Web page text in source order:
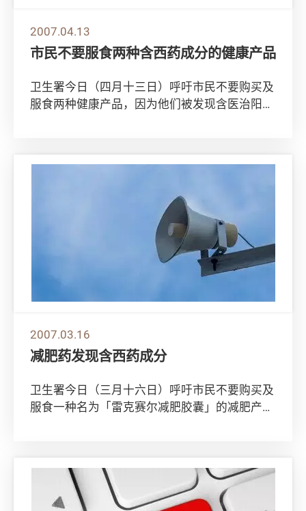
2007.04.13
市民不要服食两种含西药成分的健康产品
卫生署今日（四月十三日）呼吁市民不要购买及
服食两种健康产品，因为他们被发现含医治阳痿
2007.03.16
减肥药发现含西药成分
卫生署今日（三月十六日）呼吁市民不要购买及
服食一种名为「雷克赛尔减肥胶囊」的减肥产